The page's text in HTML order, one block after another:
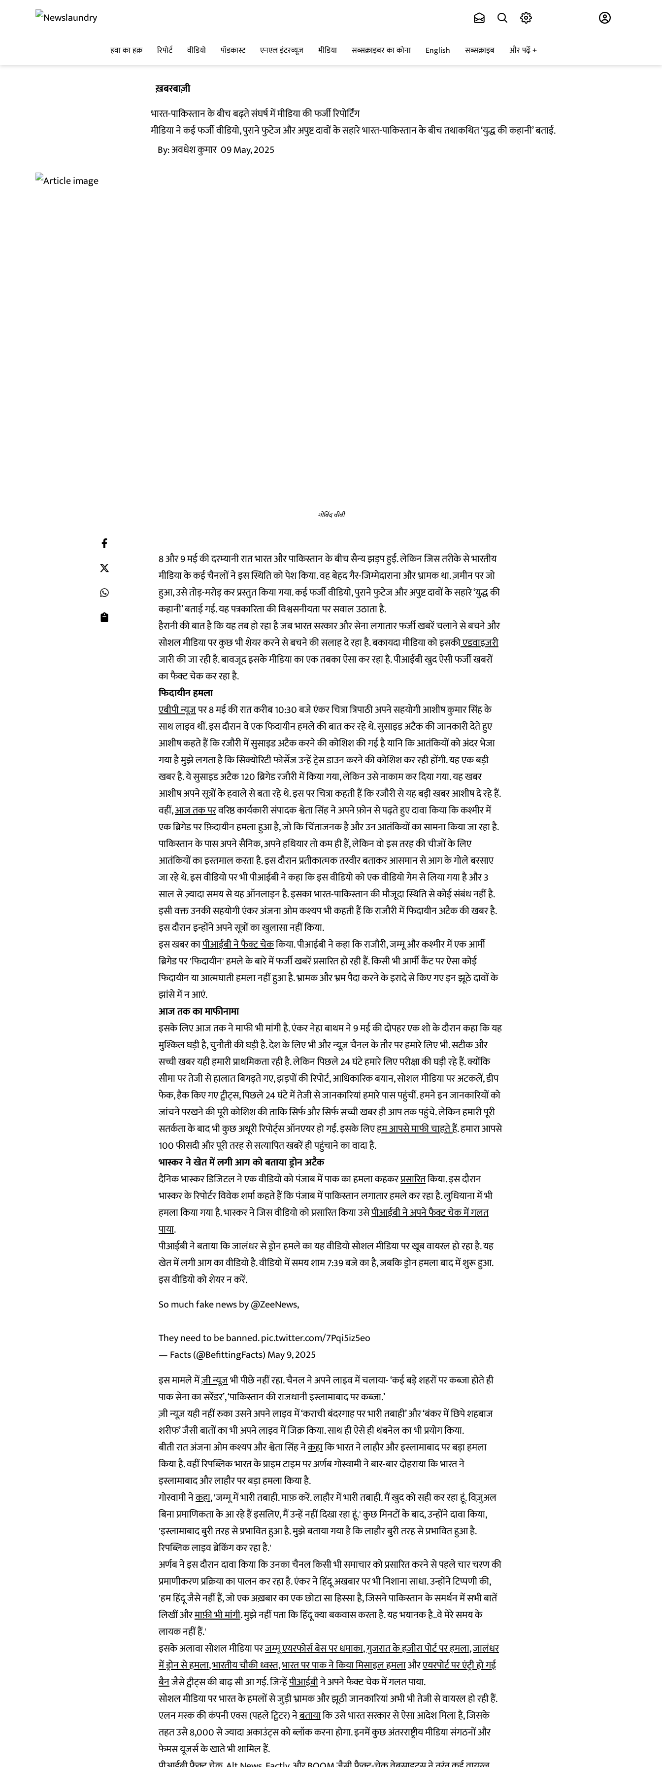
हवा का हक़ रिपोर्ट वीडियो पॉडकास्ट एनएल इंटरव्यूज मीडिया सब्सक्राइबर का कोना English सब्सक्राइब और पढ़ें
ख़बरबाज़ी
भारत-पाकिस्तान के बीच बढ़ते संघर्ष में मीडिया की फर्जी रिपोर्टिंग
मीडिया ने कई फर्जी वीडियो, पुराने फुटेज और अपुष्ट दावों के सहारे भारत-पाकिस्तान के बीच तथाकथित ‘युद्ध की कहानी’ बताई.
By:अवधेश कुमार 09 May, 2025
गोबिंद वीबी
8 और 9 मई की दरम्यानी रात भारत और पाकिस्तान के बीच सैन्य झड़प हुईं. लेकिन जिस तरीके से भारतीय
मीडिया के कई चैनलों ने इस स्थिति को पेश किया. वह बेहद गैर-जिम्मेदाराना और भ्रामक था. ज़मीन पर जो
हुआ, उसे तोड़-मरोड़ कर प्रस्तुत किया गया. कई फर्जी वीडियो, पुराने फुटेज और अपुष्ट दावों के सहारे ‘युद्ध की
कहानी’ बताई गई. यह पत्रकारिता की विश्वसनीयता पर सवाल उठाता है.
हैरानी की बात है कि यह तब हो रहा है जब भारत सरकार और सेना लगातार फर्जी खबरें चलाने से बचने और
सोशल मीडिया पर कुछ भी शेयर करने से बचने की सलाह दे रहा है. बकायदा मीडिया को इसकीएडवाइजरी
जारी की जा रही है. बावजूद इसके मीडिया का एक तबका ऐसा कर रहा है. पीआईबी खुद ऐसी फर्जी खबरों
का फैक्ट चेक कर रहा है.
फिदायीन हमला
एबीपी न्यूज़पर 8 मई की रात करीब 10:30 बजे एंकर चित्रा त्रिपाठी अपने सहयोगी आशीष कुमार सिंह के
साथ लाइव थीं. इस दौरान वे एक फिदायीन हमले की बात कर रहे थे. सुसाइड अटैक की जानकारी देते हुए
आशीष कहते हैं कि रजौरी में सुसाइड अटैक करने की कोशिश की गई है यानि कि आतंकियों को अंदर भेजा
गया है मुझे लगता है कि सिक्योरिटी फोर्सेज उन्हें ट्रेस डाउन करने की कोशिश कर रही होंगी. यह एक बड़ी
खबर है. ये सुसाइड अटैक 120 ब्रिगेड रजौरी में किया गया, लेकिन उसे नाकाम कर दिया गया. यह खबर
आशीष अपने सूत्रों के हवाले से बता रहे थे. इस पर चित्रा कहती हैं कि रजौरी से यह बड़ी खबर आशीष दे रहे हैं.
वहीं,आज तक परवरिष्ठ कार्यकारी संपादक श्वेता सिंह ने अपने फ़ोन से पढ़ते हुए दावा किया कि कश्मीर में
एक ब्रिगेड पर फ़िदायीन हमला हुआ है, जो कि चिंताजनक है और उन आतंकियों का सामना किया जा रहा है.
पाकिस्तान के पास अपने सैनिक, अपने हथियार तो कम ही हैं, लेकिन वो इस तरह की चीजों के लिए
आतंकियों का इस्तमाल करता है. इस दौरान प्रतीकात्मक तस्वीर बताकर आसमान से आग के गोले बरसाए
जा रहे थे. इस वीडियो पर भी पीआईबी ने कहा कि इस वीडियो को एक वीडियो गेम से लिया गया है और 3
साल से ज़्यादा समय से यह ऑनलाइन है. इसका भारत-पाकिस्तान की मौजूदा स्थिति से कोई संबंध नहीं है.
इसी वक्त उनकी सहयोगी एंकर अंजना ओम कश्यप भी कहती हैं कि राजौरी में फिदायीन अटैक की खबर है.
इस दौरान इन्होंने अपने सूत्रों का खुलासा नहीं किया.
इस खबर कापीआईबी ने फैक्ट चेककिया. पीआईबी ने कहा कि राजौरी, जम्मू और कश्मीर में एक आर्मी
ब्रिगेड पर 'फिदायीन' हमले के बारे में फर्जी खबरें प्रसारित हो रही हैं. किसी भी आर्मी कैंट पर ऐसा कोई
फिदायीन या आत्मघाती हमला नहीं हुआ है. भ्रामक और भ्रम पैदा करने के इरादे से किए गए इन झूठे दावों के
झांसे में न आएं.
आज तक का माफीनामा
इसके लिए आज तक ने माफी भी मांगी है. एंकर नेहा बाथम ने 9 मई की दोपहर एक शो के दौरान कहा कि यह
मुश्किल घड़ी है, चुनौती की घड़ी है. देश के लिए भी और न्यूज़ चैनल के तौर पर हमारे लिए भी. सटीक और
सच्ची खबर यही हमारी प्राथमिकता रही है. लेकिन पिछले 24 घंटे हमारे लिए परीक्षा की घड़ी रहे हैं. क्योंकि
सीमा पर तेजी से हालात बिगड़ते गए, झड़पों की रिपोर्ट, आधिकारिक बयान, सोशल मीडिया पर अटकलें, डीप
फेक, हैक किए गए ट्वीट्स, पिछले 24 घंटे में तेजी से जानकारियां हमारे पास पहुंचीं. हमने इन जानकारियों को
जांचने परखने की पूरी कोशिश की ताकि सिर्फ और सिर्फ सच्ची खबर ही आप तक पहुंचे. लेकिन हमारी पूरी
सतर्कता के बाद भी कुछ अधूरी रिपोर्ट्स ऑनएयर हो गईं. इसके लिएहम आपसे माफी चाहते हैं. हमारा आपसे
100 फीसदी और पूरी तरह से सत्यापित खबरें ही पहुंचाने का वादा है.
भास्कर ने खेत में लगी आग को बताया ड्रोन अटैक
दैनिक भास्कर डिजिटल ने एक वीडियो को पंजाब में पाक का हमला कहकरप्रसारितकिया. इस दौरान
भास्कर के रिपोर्टर विवेक शर्मा कहते हैं कि पंजाब में पाकिस्तान लगातार हमले कर रहा है. लुधियाना में भी
हमला किया गया है. भास्कर ने जिस वीडियो को प्रसारित किया उसेपीआईबी ने अपने फैक्ट चेक में गलत
पाया.
पीआईबी ने बताया कि जालंधर से ड्रोन हमले का यह वीडियो सोशल मीडिया पर खूब वायरल हो रहा है. यह
खेत में लगी आग का वीडियो है. वीडियो में समय शाम 7:39 बजे का है, जबकि ड्रोन हमला बाद में शुरू हुआ.
इस वीडियो को शेयर न करें.
So much fake news by@ZeeNews,
They need to be banned.pic.twitter.com/7Pqi5iz5eo
— Facts (@BefittingFacts)May 9, 2025
इस मामले मेंज़ी न्यूज़भी पीछे नहीं रहा. चैनल ने अपने लाइव में चलाया- ‘कई बड़े शहरों पर कब्जा होते ही
पाक सेना का सरेंडर’, ‘पाकिस्तान की राजधानी इस्लामाबाद पर कब्जा.’
ज़ी न्यूज़ यही नहीं रुका उसने अपने लाइव में ‘कराची बंदरगाह पर भारी तबाही’ और ‘बंकर में छिपे शहबाज
शरीफ’ जैसी बातों का भी अपने लाइव में जिक्र किया. साथ ही ऐसे ही थंबनेल का भी प्रयोग किया.
बीती रात अंजना ओम कश्यप और श्वेता सिंह नेकहाकि भारत ने लाहौर और इस्लामाबाद पर बड़ा हमला
किया है. वहीं रिपब्लिक भारत के प्राइम टाइम पर अर्णब गोस्वामी ने बार-बार दोहराया कि भारत ने
इस्लामाबाद और लाहौर पर बड़ा हमला किया है.
गोस्वामी नेकहा, 'जम्मू में भारी तबाही. माफ़ करें. लाहौर में भारी तबाही. मैं खुद को सही कर रहा हूं. विज़ुअल
बिना प्रमाणिकता के आ रहे हैं इसलिए, मैं उन्हें नहीं दिखा रहा हूं.' कुछ मिनटों के बाद, उन्होंने दावा किया,
'इस्लामाबाद बुरी तरह से प्रभावित हुआ है. मुझे बताया गया है कि लाहौर बुरी तरह से प्रभावित हुआ है.
रिपब्लिक लाइव ब्रेकिंग कर रहा है.'
अर्णब ने इस दौरान दावा किया कि उनका चैनल किसी भी समाचार को प्रसारित करने से पहले चार चरण की
प्रमाणीकरण प्रक्रिया का पालन कर रहा है. एंकर ने हिंदू अखबार पर भी निशाना साधा. उन्होंने टिप्पणी की,
'हम हिंदू जैसे नहीं हैं, जो एक अख़बार का एक छोटा सा हिस्सा है, जिसने पाकिस्तान के समर्थन में सभी बातें
लिखीं औरमाफ़ी भी मांगी. मुझे नहीं पता कि हिंदू क्या बकवास करता है. यह भयानक है..वे मेरे समय के
लायक नहीं हैं.'
इसके अलावा सोशल मीडिया परजम्मू एयरफोर्स बेस पर धमाका,गुजरात के हजीरा पोर्ट पर हमला,जालंधर
में ड्रोन से हमला,भारतीय चौकी ध्वस्त,भारत पर पाक ने किया मिसाइल हमलाऔरएयरपोर्ट पर एंट्री हो गई
बैनजैसे ट्वीट्स की बाढ़ सी आ गई. जिन्हेंपीआईबीने अपने फैक्ट चेक में गलत पाया.
सोशल मीडिया पर भारत के हमलों से जुड़ी भ्रामक और झूठी जानकारियां अभी भी तेजी से वायरल हो रही हैं.
एलन मस्क की कंपनी एक्स (पहले ट्विटर) नेबतायाकि उसे भारत सरकार से ऐसा आदेश मिला है, जिसके
तहत उसे 8,000 से ज्यादा अकाउंट्स को ब्लॉक करना होगा. इनमें कुछ अंतरराष्ट्रीय मीडिया संगठनों और
फेमस यूजर्स के खाते भी शामिल हैं.